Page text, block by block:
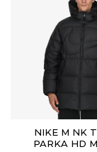
NIKE M NK
PARKA HD